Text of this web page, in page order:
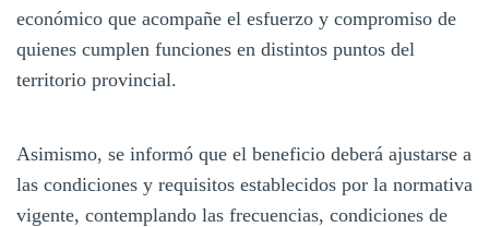
económico que acompañe el esfuerzo y compromiso de
quienes cumplen funciones en distintos puntos del
territorio provincial.
Asimismo, se informó que el beneficio deberá ajustarse a
las condiciones y requisitos establecidos por la normativa
vigente, contemplando las frecuencias, condiciones de